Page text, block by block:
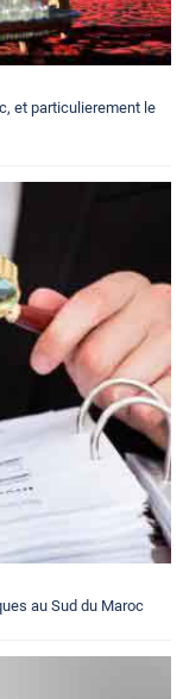
et particulierement le
au Sud du Maroc